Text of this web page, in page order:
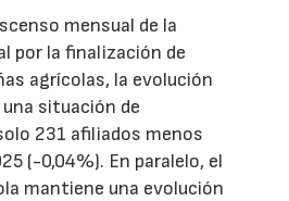
mensual de la
por la finalización de
agrícolas, la evolución
situación de
231 afiliados menos
(-0,04%). En paralelo, el
mantiene una evolución